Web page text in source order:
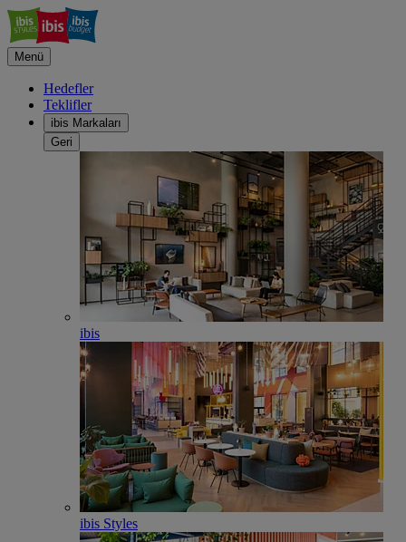
Menü
Hedefler
Teklifler
ibis Markaları
Geri
ibis
ibis Styles